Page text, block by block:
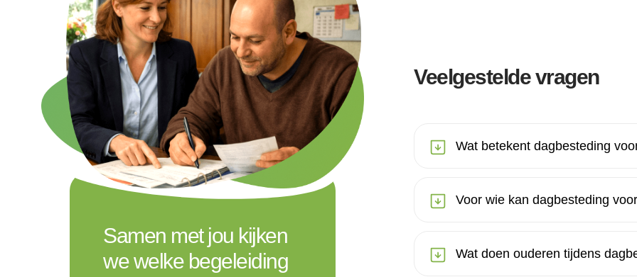
Samen met jou kijken
we welke begeleiding
Veelgestelde vragen
Wat betekent dagbesteding
Voor wie kan dagbesteding
Wat doen ouderen tijdens